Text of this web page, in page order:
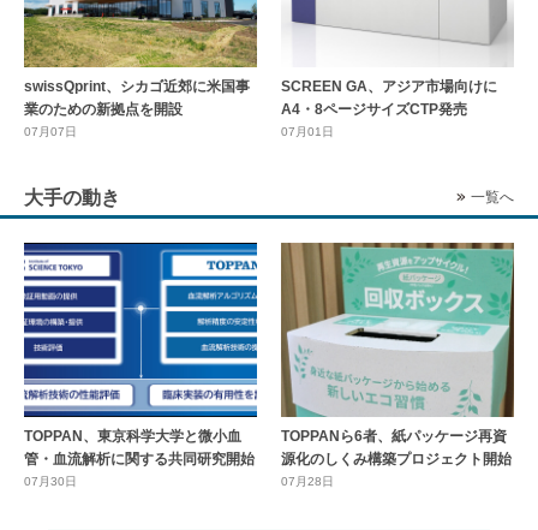
swissQprint、シカゴ近郊に⽶国事
業のための新拠点を開設
07月07日
SCREEN GA、アジア市場向けに
A4・8ページサイズCTP発売
07月01日
大手の動き 一覧へ
TOPPAN、東京科学大学と微小血
管・血流解析に関する共同研究開始
07月30日
TOPPANら6者、紙パッケージ再資
源化のしくみ構築プロジェクト開始
07月28日